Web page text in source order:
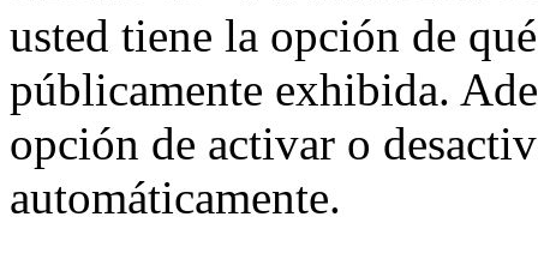
usted tiene la opción de
públicamente exhibida.
opción de activar o
automáticamente.